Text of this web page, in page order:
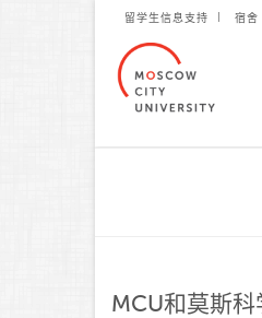
留学生信息支持 宿舍
MCU和莫斯